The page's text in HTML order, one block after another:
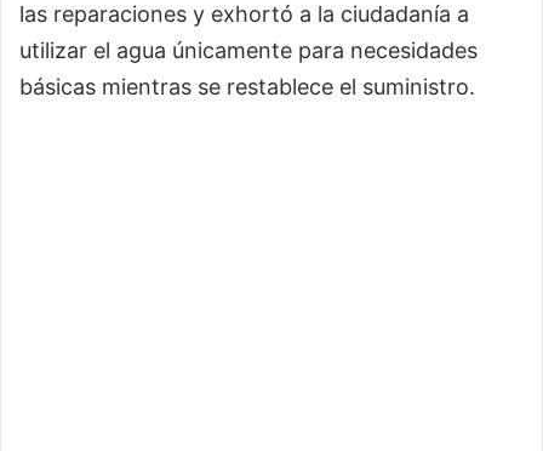
las reparaciones y exhortó a la ciudadanía a
utilizar el agua únicamente para necesidades
básicas mientras se restablece el suministro.